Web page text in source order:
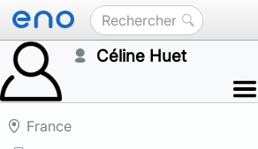
Céline Huet
France